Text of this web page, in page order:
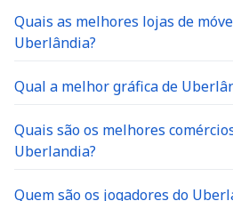
Quais as melhores lojas de
Uberlândia?
Qual a melhor gráfica de
Quais são os melhores
Uberlandia?
Quem são os jogadores do